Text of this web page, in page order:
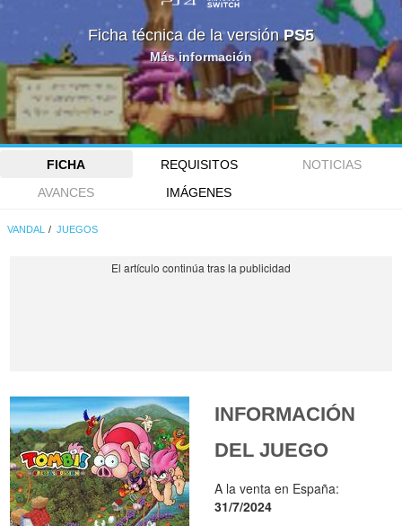
Ficha técnica de la versiónPS5
Más información
FICHA REQUISITOS
NOTICIAS
AVANCES
IMÁGENES
VANDAL JUEGOS
INFORMACIÓN
DEL JUEGO
A la venta en España:
31/7/2024